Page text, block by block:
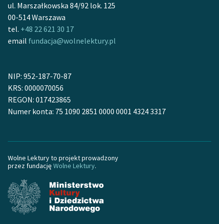
ul. Marszałkowska 84/92 lok. 125
00-514 Warszawa
tel. +48 22 621 30 17
email fundacja@wolnelektury.pl
NIP: 952-187-70-87
KRS: 0000070056
REGON: 017423865
Numer konta: 75 1090 2851 0000 0001 4324 3317
Wolne Lektury to projekt prowadzony
przez fundację Wolne Lektury.